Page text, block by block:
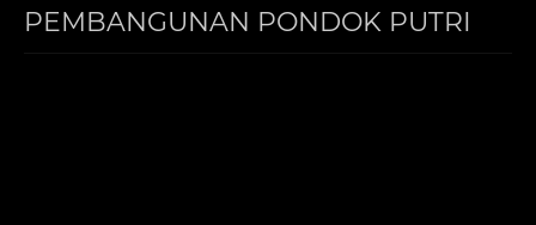
PEMBANGUNAN PONDOK PUTRI